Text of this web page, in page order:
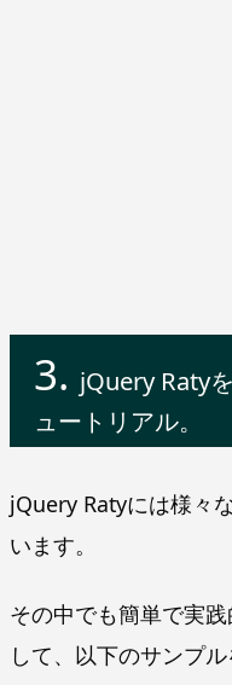
jQuery Raty
ュートリアル。
jQuery Ratyには様々
います。
その中でも簡単で実
して、以下のサンプル